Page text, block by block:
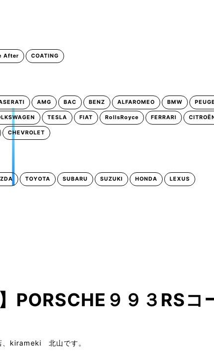
After COATING
AMG BAC BENZ ALFAROMEO BMW
TESLA FIAT RollsRoyce FERRARI
CHEVROLET
TOYOTA SUBARU SUZUKI HONDA LEXUS
PORSCHE９９３RSコ
、kirameki 北山です。